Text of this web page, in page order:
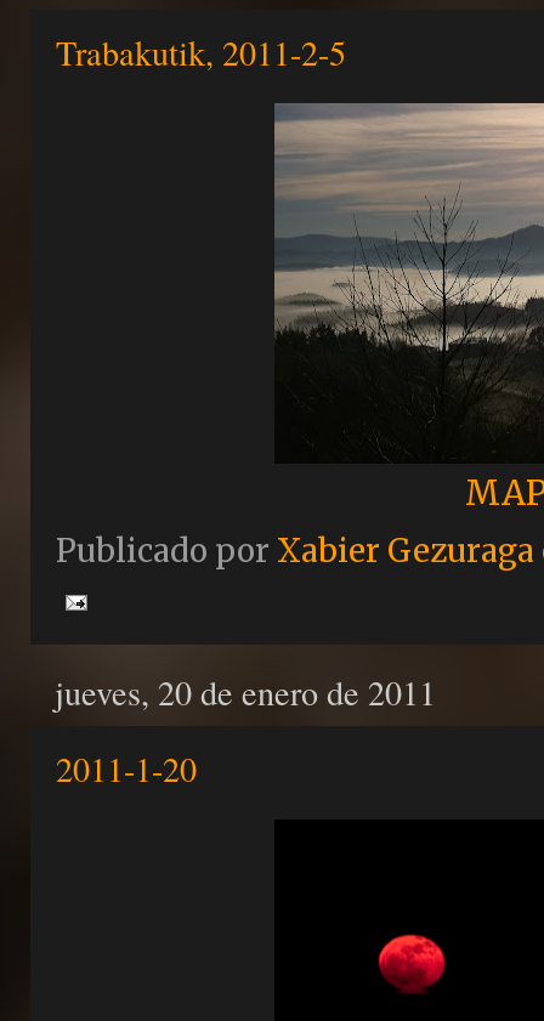
Trabakutik, 2011-2-5
Publicado por Xabier Gezuraga
jueves, 20 de enero de 2011
2011-1-20